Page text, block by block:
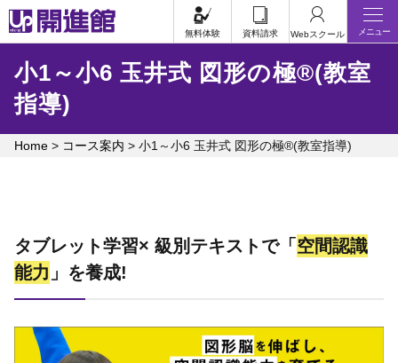
Skip
to
content
無料体験 資料請求 Webスクール メニュー
小1～小6 玉井式 図形の極®(教室
指導)
Home > コース案内 > 小1～小6 玉井式 図形の極®(教室指導)
タブレット学習× 級別テキストで「 空間認識
能力 」を養成!